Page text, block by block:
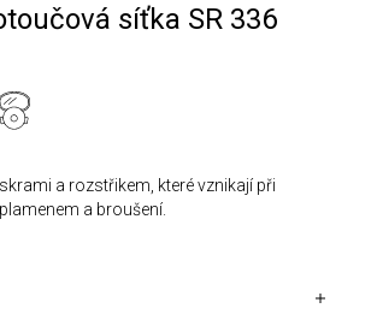
síťka SR 336
a rozstřikem, které vznikají při
a broušení.